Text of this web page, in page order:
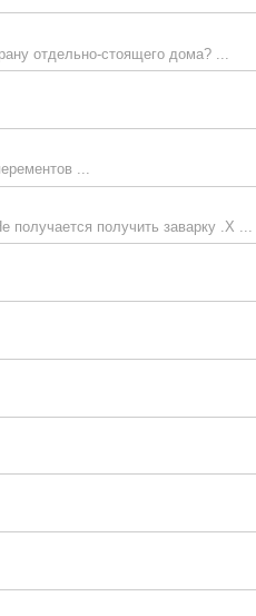
отдельно-стоящего дома? ...
...
получить заварку .Х ...